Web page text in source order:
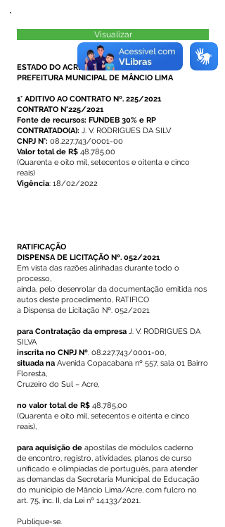
Visualizar
ESTADO DO ACRE
PREFEITURA MUNICIPAL DE MÂNCIO LIMA
1° ADITIVO AO CONTRATO Nº. 225/2021
CONTRATO N°225/2021
Fonte de recursos: FUNDEB 30% e RP
CONTRATADO(A): J. V. RODRIGUES DA SILV
CNPJ N°: 08.227.743/0001-00
Valor total de R$ 48.785,00
(Quarenta e oito mil, setecentos e oitenta e cinco
reais)
Vigência: 18/02/2022
RATIFICAÇÃO
DISPENSA DE LICITAÇÃO Nº. 052/2021
Em vista das razões alinhadas durante todo o
processo,
ainda, pelo desenrolar da documentação emitida nos
autos deste procedimento, RATIFICO
a Dispensa de Licitação Nº. 052/2021
para Contratação da empresa J. V. RODRIGUES DA
SILVA
inscrita no CNPJ Nº. 08.227.743/0001-00,
situada na Avenida Copacabana nº 557, sala 01 Bairro
Floresta,
Cruzeiro do Sul – Acre,
no valor total de R$ 48.785,00
(Quarenta e oito mil, setecentos e oitenta e cinco
reais),
para aquisição de apostilas de módulos caderno
de encontro, registro, atividades, planos de curso
unificado e olimpíadas de português, para atender
as demandas da Secretaria Municipal de Educação
do município de Mâncio Lima/Acre, com fulcro no
art. 75, inc. II, da Lei nº 14.133/2021.
Publique-se.